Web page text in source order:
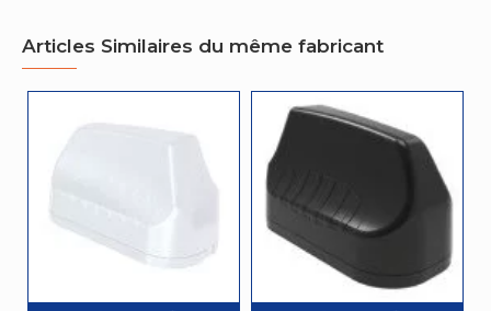
Impédance
Performance
Type de source d'alimentation
Articles Similaires du même fabricant